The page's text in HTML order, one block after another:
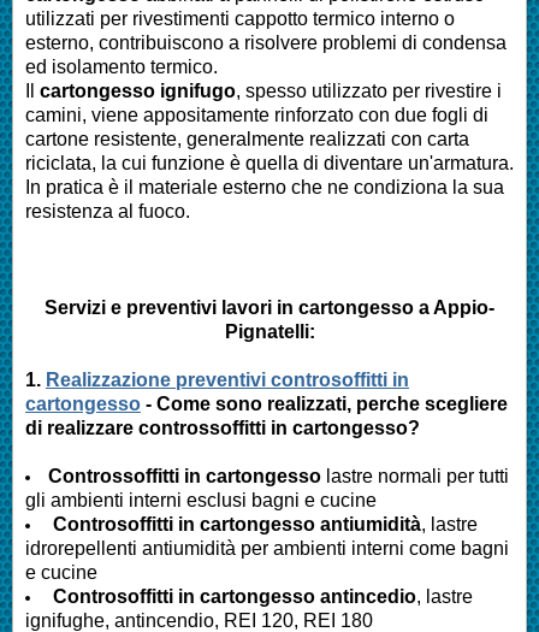
utilizzati per rivestimenti cappotto termico interno o
esterno, contribuiscono a risolvere problemi di condensa
ed isolamento termico.
cartongesso ignifugo, spesso utilizzato per rivestire i
camini, viene appositamente rinforzato con due fogli di
cartone resistente, generalmente realizzati con carta
riciclata, la cui funzione è quella di diventare un'armatura.
In pratica è il materiale esterno che ne condiziona la sua
resistenza al fuoco.
Servizi e preventivi lavori in cartongesso aAppio-
Pignatelli:
1. Realizzazione preventivi controsoffitti in
cartongesso - Come sono realizzati, perche scegliere
di realizzare controssoffitti in cartongesso?
Controssoffitti in cartongesso lastre normali per tutti
gli ambienti interni esclusi bagni e cucine
Controsoffitti in cartongesso antiumidità, lastre
idrorepellenti antiumidità per ambienti interni come bagni
e cucine
Controsoffitti in cartongesso antincedio, lastre
ignifughe, antincendio, REI 120, REI 180